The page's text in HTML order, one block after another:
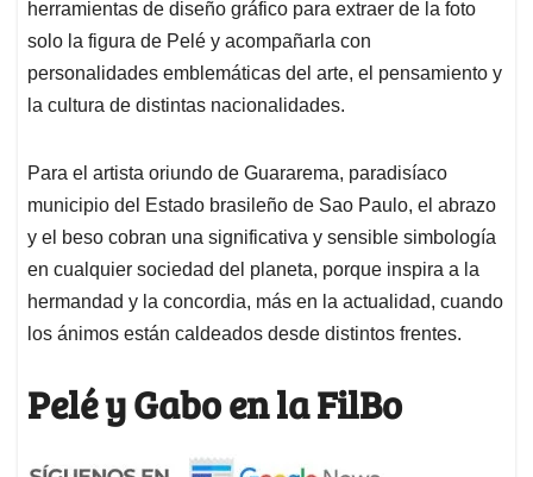
herramientas de diseño gráfico para extraer de la foto
solo la figura de Pelé y acompañarla con
personalidades emblemáticas del arte, el pensamiento y
la cultura de distintas nacionalidades.
Para el artista oriundo de Guararema, paradisíaco
municipio del Estado brasileño de Sao Paulo, el abrazo
y el beso cobran una significativa y sensible simbología
en cualquier sociedad del planeta, porque inspira a la
hermandad y la concordia, más en la actualidad, cuando
los ánimos están caldeados desde distintos frentes.
Pelé y Gabo en la FilBo